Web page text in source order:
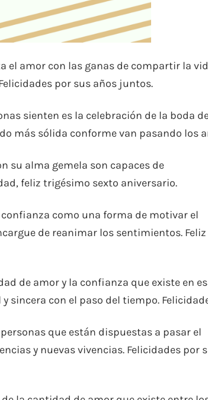
el amor con las ganas de compartir la
por sus años juntos.
sienten es la celebración de la boda
más sólida conforme van pasando los
su alma gemela son capaces de
feliz trigésimo sexto aniversario.
como una forma de motivar el
de reanimar los sentimientos. Feliz
de amor y la confianza que existe en
sincera con el paso del tiempo.
que están dispuestas a pasar el
y nuevas vivencias. Felicidades por